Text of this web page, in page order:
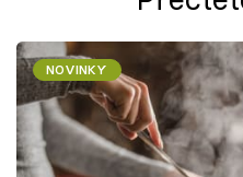
NOVINKY